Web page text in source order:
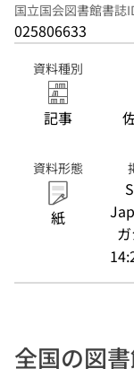
国立国会図書館書誌
025806633
資料種別
記事
資料形態
紙
全国の図